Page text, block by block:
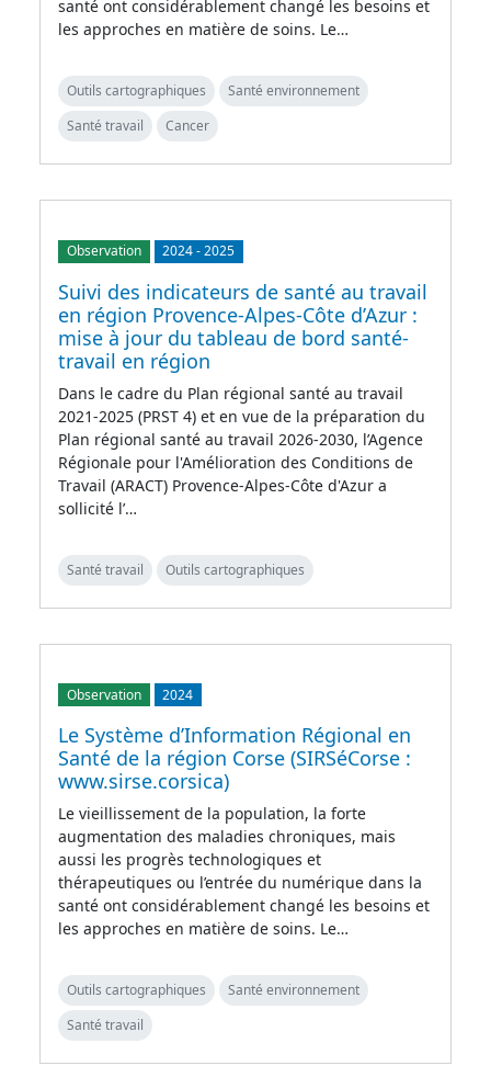
santé ont considérablement changé les besoins et
les approches en matière de soins. Le…
Outils cartographiques
Santé environnement
Santé travail
Cancer
Observation 2024-2025
Suivi des indicateurs de santé au travail
en région Provence-Alpes-Côte d’Azur :
mise à jour du tableau de bord santé-
travail en région
Dans le cadre du Plan régional santé au travail
2021-2025 (PRST 4) et en vue de la préparation du
Plan régional santé au travail 2026-2030, l’Agence
Régionale pour l'Amélioration des Conditions de
Travail (ARACT) Provence-Alpes-Côte d'Azur a
sollicité l’…
Santé travail Outils cartographiques
Observation 2024
Le Système d’Information Régional en
Santé de la région Corse (SIRSéCorse :
www.sirse.corsica)
Le vieillissement de la population, la forte
augmentation des maladies chroniques, mais
aussi les progrès technologiques et
thérapeutiques ou l’entrée du numérique dans la
santé ont considérablement changé les besoins et
les approches en matière de soins. Le…
Outils cartographiques
Santé environnement
Santé travail